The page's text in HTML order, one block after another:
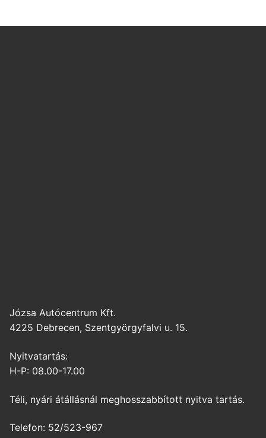
Józsa Autócentrum Kft.
4225 Debrecen, Szentgyörgyfalvi u. 15.
Nyitvatartás:
H-P: 08.00-17.00
Téli, nyári átállásnál meghosszabbított nyitva tartás.
Telefon: 52/523-967